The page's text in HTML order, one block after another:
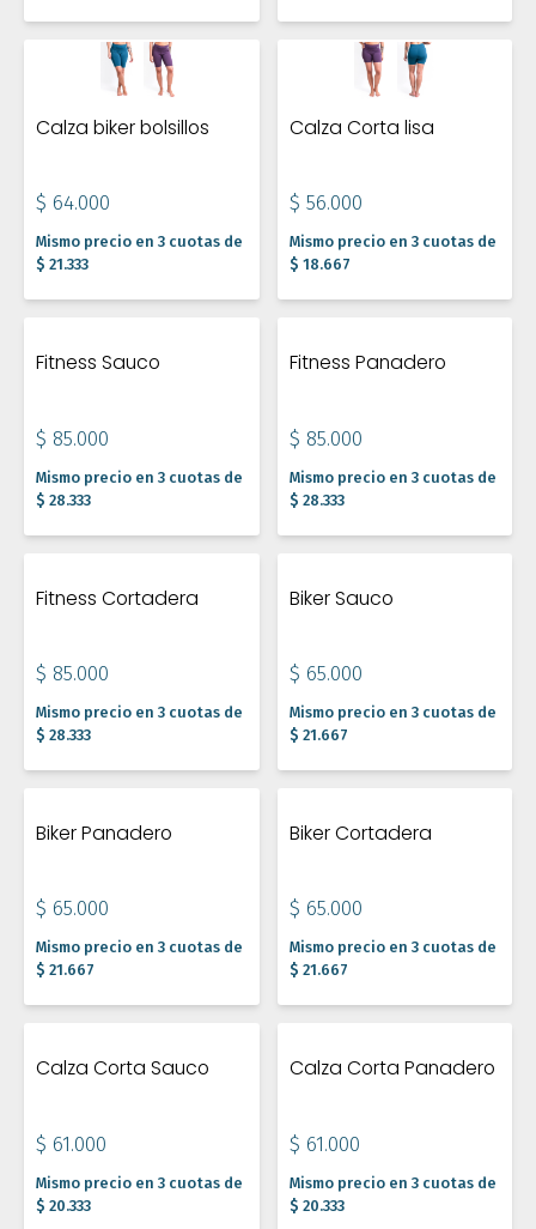
Calza biker bolsillos
$ 64.000
Mismo precio en 3 cuotas de
$ 21.333
Calza Corta lisa
$ 56.000
Mismo precio en 3 cuotas de
$ 18.667
Fitness Sauco
$ 85.000
Mismo precio en 3 cuotas de
$ 28.333
Fitness Panadero
$ 85.000
Mismo precio en 3 cuotas de
$ 28.333
Fitness Cortadera
$ 85.000
Mismo precio en 3 cuotas de
$ 28.333
Biker Sauco
$ 65.000
Mismo precio en 3 cuotas de
$ 21.667
Biker Panadero
$ 65.000
Mismo precio en 3 cuotas de
$ 21.667
Biker Cortadera
$ 65.000
Mismo precio en 3 cuotas de
$ 21.667
Calza Corta Sauco
$ 61.000
Mismo precio en 3 cuotas de
$ 20.333
Calza Corta Panadero
$ 61.000
Mismo precio en 3 cuotas de
$ 20.333